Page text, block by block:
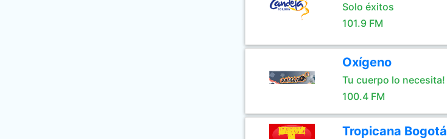
Solo éxitos
101.9 FM
Oxígeno
Tu cuerpo lo necesita!
100.4 FM
Tropicana Bogotá